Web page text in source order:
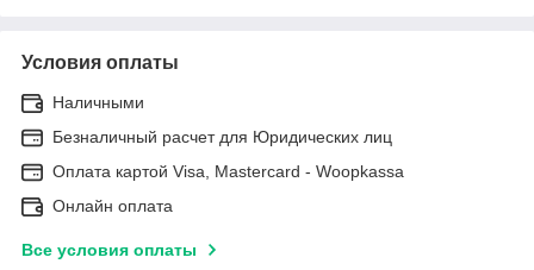
Условия оплаты
Наличными
Безналичный расчет для Юридических лиц
Оплата картой Visa, Mastercard - Woopkassa
Онлайн оплата
Все условия оплаты